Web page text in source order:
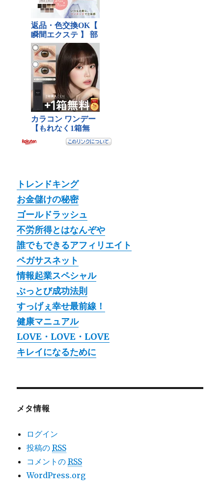
トレンドキング
お金儲けの秘密
ゴールドラッシュ
不労所得とはなんぞや
誰でもできるアフィリエイト
ペガサスネット
情報起業スペシャル
ぶっとび成功法則
すっげぇ幸せ最前線！
健康マニュアル
LOVE・LOVE・LOVE
キレイになるために
メタ情報
ログイン
投稿のRSS
コメントのRSS
WordPress.org